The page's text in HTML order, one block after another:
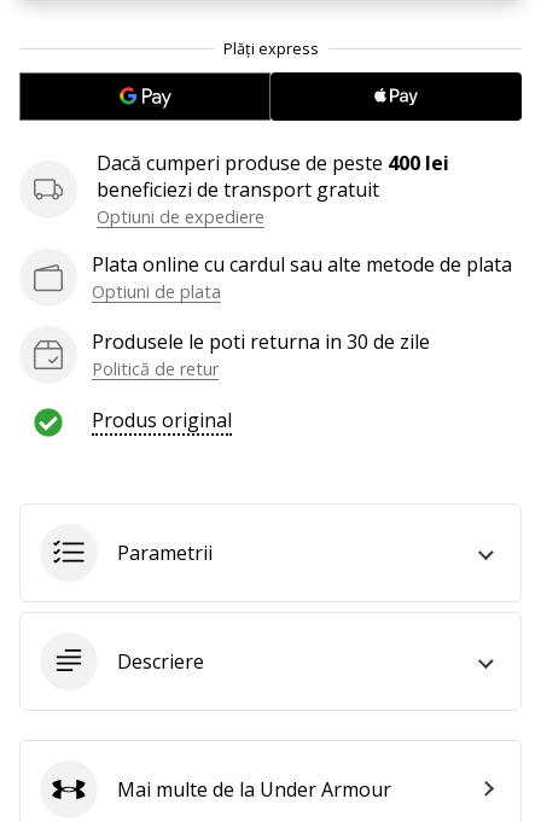
Dacă cumperi produse de peste 400 lei
beneficiezi de transport gratuit
Optiuni de expediere
Plata online cu cardul sau alte metode de plata
Optiuni de plata
Produsele le poti returna in 30 de zile
Politică de retur
Produs original
Parametrii
Descriere
Under Armour
Mai multe de la Under Armour